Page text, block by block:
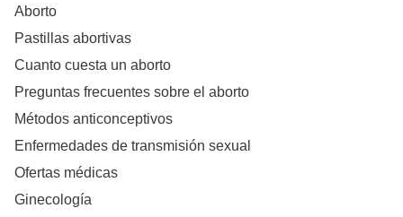
Aborto
Pastillas abortivas
Cuanto cuesta un aborto
Preguntas frecuentes sobre el aborto
Métodos anticonceptivos
Enfermedades de transmisión sexual
Ofertas médicas
Ginecología